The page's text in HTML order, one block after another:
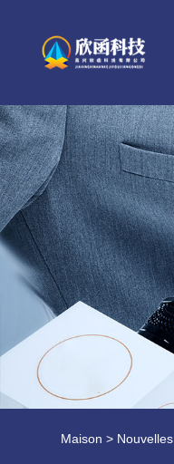
Maison > Nouvelles